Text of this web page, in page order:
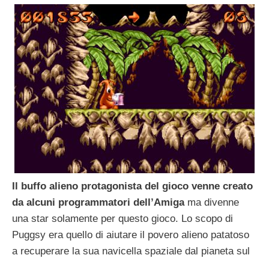
Il buffo alieno protagonista del gioco venne creato
da alcuni programmatori dell’Amigama divenne
una star solamente per questo gioco. Lo scopo di
Puggsy era quello di aiutare il povero alieno patatoso
a recuperare la sua navicella spaziale dal pianeta sul